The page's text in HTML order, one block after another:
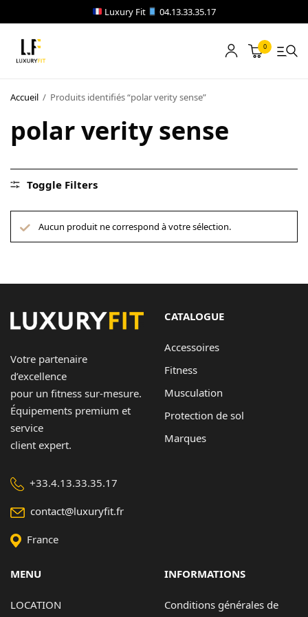
Luxury Fit 04.13.33.35.17
0
Accueil / Produits identifiés “polar verity sense”
polar verity sense
Toggle Filters
Aucun produit ne correspond à votre sélection.
Votre partenaire
d’excellence
pour un fitness sur-mesure.
Équipements premium et
service
client expert.
+33.4.13.33.35.17
contact@luxuryfit.fr
France
CATALOGUE
Accessoires
Fitness
Musculation
Protection de sol
Marques
MENU
LOCATION
INFORMATIONS
Conditions générales de
LOCATION
NOTRE CATALOGUE
BLOG
A PROPOS
CONTACT
Boutique
Contact
Copyright © 2024 Luxury Fit. All rights reserved.